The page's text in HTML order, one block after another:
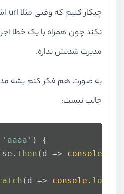
نکند چون همراه با یک خطا
مدیرت شدنش نداره.
به صورت هم فکر کنم بشه
جالب نیست:
'aaaa' ) {
then ( d => console
( d => console . log